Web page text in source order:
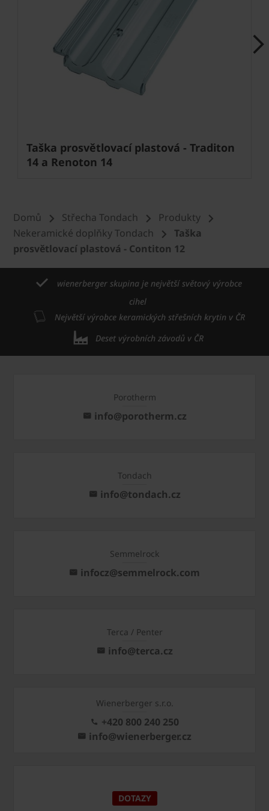
Taška prosvětlovací plastová - Traditon
14 a Renoton 14
Next
Domů Střecha Tondach
Produkty
Nekeramické doplňky Tondach
Taška
prosvětlovací plastová - Contiton 12
wienerberger skupina je největší světový výrobce
cihel
Největší výrobce keramických střešních krytin v ČR
Deset výrobních závodů v ČR
Porotherm
info@porotherm.cz
Tondach
info@tondach.cz
Semmelrock
infocz@semmelrock.com
Terca / Penter
info@terca.cz
Wienerberger s.r.o.
+420 800 240 250
info@wienerberger.cz
DOTAZY